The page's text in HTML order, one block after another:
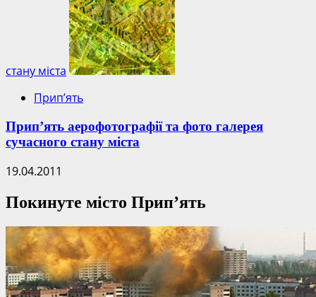
стану міста
Прип’ять
Прип’ять аерофотографії та фото галерея
сучасного стану міста
19.04.2011
Покинуте місто Прип’ять